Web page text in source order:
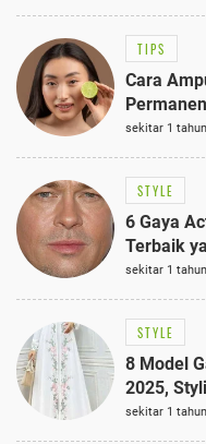
TIPS
Cara
sekitar 1
STYLE
6 Gaya
Terbaik
sekitar 1
STYLE
8 Model
2025,
Semi-
sekitar 1